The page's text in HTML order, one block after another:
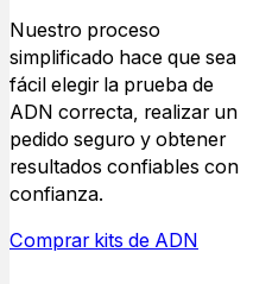
Nuestro proceso
simplificado hace que sea
fácil elegir la prueba de
ADN correcta, realizar un
pedido seguro y obtener
resultados confiables con
confianza.
Comprar kits de ADN